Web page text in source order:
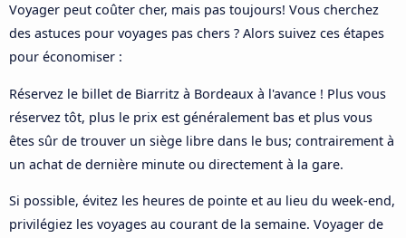
Voyager peut coûter cher, mais pas toujours! Vous cherchez
des astuces pour voyages pas chers ? Alors suivez ces étapes
pour économiser :
Réservez le billet de Biarritz à Bordeaux à l'avance ! Plus vous
réservez tôt, plus le prix est généralement bas et plus vous
êtes sûr de trouver un siège libre dans le bus; contrairement à
un achat de dernière minute ou directement à la gare.
Si possible, évitez les heures de pointe et au lieu du week-end,
privilégiez les voyages au courant de la semaine. Voyager de